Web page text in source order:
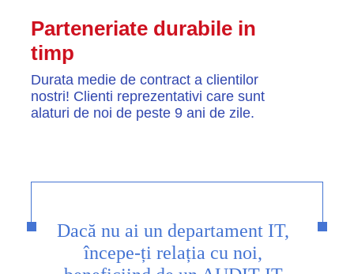
Parteneriate durabile in
timp
Durata medie de contract a clientilor
nostri! Clienti reprezentativi care sunt
alaturi de noi de peste 9 ani de zile.
Dacă nu ai un departament IT,
începe-ți relația cu noi,